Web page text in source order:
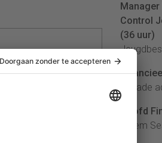
Control
(36 uur)
lArcade
Hoofd
Bloem